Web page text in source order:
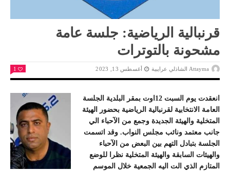
قرنبالية الرياضية: جلسة عامة
مشحونة بالتوترات
Attayma الشاذلي عرايبية أغسطس 13, 2023 1
انعقدت يوم السبت 12اوت بمقر البلدية الجلسة
العامة الانتخابية لقرنبالية الرياضية بحضور الهيئة
المتخلية والهيئة الجديدة وجمع من الآحباء الي
جانب معتمد ونائب مجلس النواب. وقد اتسمت
الجلسة بتبادل التهم بين البعض من الآحباء
والهيئات السابقة والهيئة المتخلية نظرا للوضع
المتازم الذي الت اليه الجمعية خلال الموسم